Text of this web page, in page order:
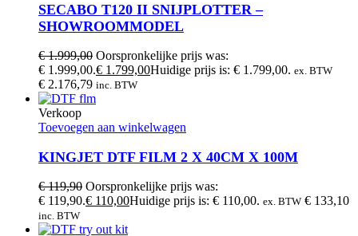
SECABO T120 II SNIJPLOTTER –
SHOWROOMMODEL
€1.999,00 Oorspronkelijke prijs was:
€ 1.999,00.€ 1.799,00Huidige prijs is: € 1.799,00. ex. BTW
€ 2.176,79 inc. BTW
Verkoop
Toevoegen aan winkelwagen
KINGJET DTF FILM 2 X 40CM X 100M
€119,90 Oorspronkelijke prijs was:
€ 119,90.€ 110,00Huidige prijs is: € 110,00. ex. BTW € 133,10
inc. BTW